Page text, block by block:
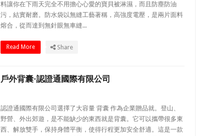
料讓你在下雨天完全不用擔心心愛的寶貝被淋濕，而且防塵防油
污，結實耐磨。防水袋以無縫工藝著稱，高強度電壓，是兩片面料
熔合，從而達到無針眼無車縫...
Read More Share
戶外背囊-認證通國際有限公司
認證通國際有限公司選擇了大容量 背囊 作為企業贈品就。登山、
野營、外出郊遊，是不能缺少的東西就是背囊。它可以攜帶很多東
西、解放雙手，保持身體平衡，使得行程更加安全舒適。這是一款